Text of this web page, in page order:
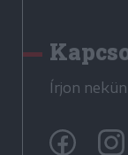
Írjon